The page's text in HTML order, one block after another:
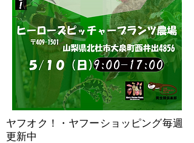
ヤフオク！・ヤフーショッピング毎週
更新中